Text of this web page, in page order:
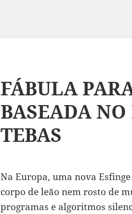
FÁBULA
BASEADA
TEBAS
Na Europa, uma nova
corpo de leão nem rosto de
programas e algoritmos